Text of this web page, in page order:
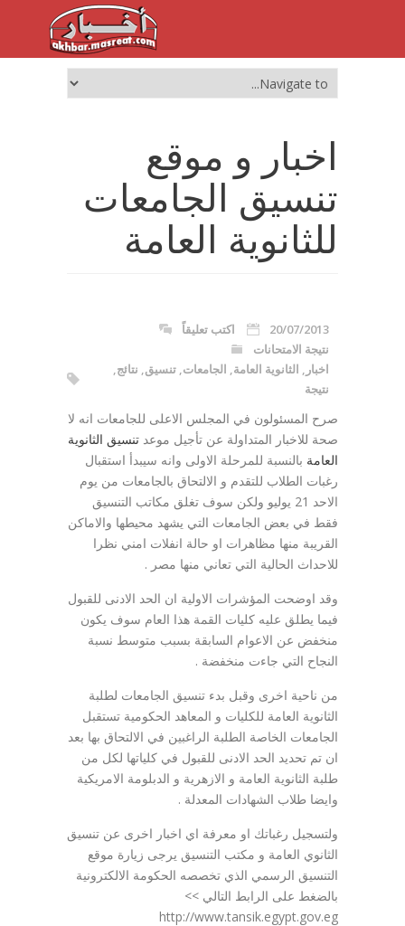
اخبار و موقع
تنسيق الجامعات
للثانوية العامة
20/07/2013
اكتب تعليقاً
نتيجة الامتحانات
اخبار , الثانوية العامة, الجامعات, تنسيق, نتائج,
نتيجة
صرح المسئولون في المجلس الاعلى للجامعات انه لا
صحة للاخبار المتداولة عن تأجيل موعد تنسيق الثانوية
العامة بالنسبة للمرحلة الاولى وانه سيبدأ استقبال
رغبات الطلاب للتقدم و الالتحاق بالجامعات من يوم
الاحد 21 يوليو ولكن سوف تغلق مكاتب التنسيق
فقط في بعض الجامعات التي يشهد محيطها والاماكن
القريبة منها مظاهرات او حالة انفلات امني نظرا
للاحداث الحالية التي تعاني منها مصر .
وقد اوضحت المؤشرات الاولية ان الحد الادنى للقبول
فيما يطلق عليه كليات القمة هذا العام سوف يكون
منخفض عن الاعوام السابقة بسبب متوسط نسبة
النجاح التي جاءت منخفضة .
من ناحية اخرى وقبل بدء تنسيق الجامعات لطلبة
الثانوية العامة للكليات و المعاهد الحكومية تستقبل
الجامعات الخاصة الطلبة الراغبين في الالتحاق بها بعد
ان تم تحديد الحد الادنى للقبول في كلياتها لكل من
طلبة الثانوية العامة و الازهرية و الدبلومة الامريكية
وايضا طلاب الشهادات المعدلة .
ولتسجيل رغباتك او معرفة اي اخبار اخرى عن تنسيق
الثانوي العامة و مكتب التنسيق يرجى زيارة موقع
التنسيق الرسمي الذي تخصصه الحكومة الالكترونية
بالضغط على الرابط التالي >>
http://www.tansik.egypt.gov.eg